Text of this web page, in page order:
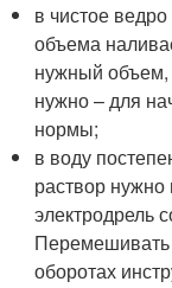
в чистое
объема
нужный объем,
нужно – для
нормы;
в воду
раствор
электродрель
Перемешивать
оборотах